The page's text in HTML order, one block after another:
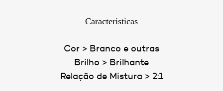
Caracteristicas
Cor > Branco e outras
Brilho > Brilhante
Relação de Mistura > 2:1